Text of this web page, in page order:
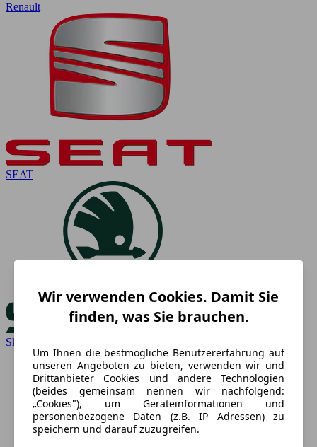
Renault
SEAT
Skoda
Wir verwenden Cookies. Damit Sie
finden, was Sie brauchen.
Um Ihnen die bestmögliche Benutzererfahrung auf
unseren Angeboten zu bieten, verwenden wir und
Drittanbieter Cookies und andere Technologien
(beides gemeinsam nennen wir nachfolgend:
„Cookies"), um Geräteinformationen und
personenbezogene Daten (z.B. IP Adressen) zu
speichern und darauf zuzugreifen.